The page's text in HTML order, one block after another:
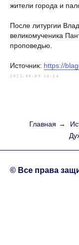
жители города и
После литургии
великомученика
проповедью.
Источник: https://
2022-08-09 14:14
Главная →
© Все права